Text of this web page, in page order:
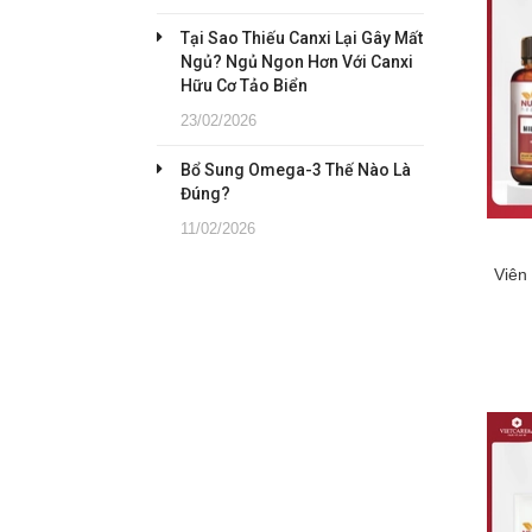
Tại Sao Thiếu Canxi Lại Gây Mất
Ngủ? Ngủ Ngon Hơn Với Canxi
Hữu Cơ Tảo Biển
23/02/2026
Bổ Sung Omega-3 Thế Nào Là
Đúng?
11/02/2026
Viên